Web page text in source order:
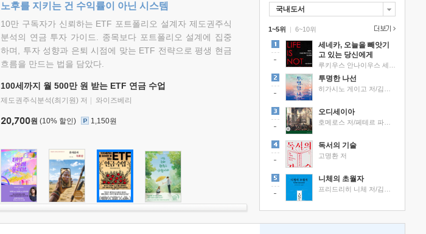
노후를 지키는 건 수익률이 아닌 시스템
10만 구독자가 신뢰하는 ETF 포트폴리오 설계자 제도권주식
분석의 연금 투자 가이드. 종목보다 포트폴리오 설계에 집중
하며, 투자 성향과 은퇴 시점에 맞는 ETF 전략으로 평생 현금
흐름을 만드는 법을 담았다.
100세까지 월 500만 원 받는 ETF 연금 수업
제도권주식분석(최기원) 저 와이즈베리
20,700원 (10% 할인) 1,150원
국내도서
1~5위 |
세네카, 오늘을 빼앗기
고 있는 당신에게
투명한 나선
오디세이아
독서의 기술
고명환 저
니체의 초월자
6~10위